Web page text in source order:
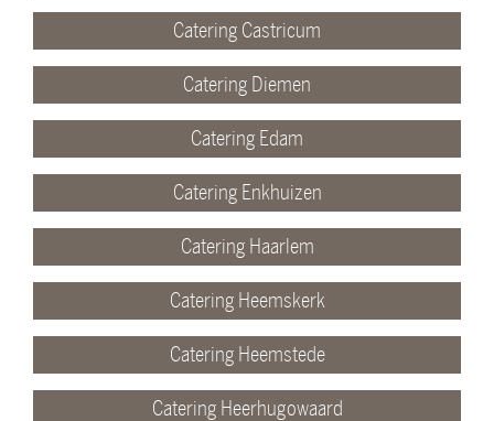
Catering Castricum
Catering Diemen
Catering Edam
Catering Enkhuizen
Catering Haarlem
Catering Heemskerk
Catering Heemstede
Catering Heerhugowaard